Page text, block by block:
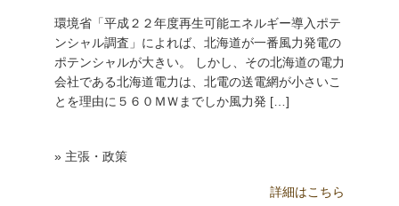
環境省「平成２２年度再生可能エネルギー導入ポテ
ンシャル調査」によれば、北海道が一番風力発電の
ポテンシャルが大きい。 しかし、その北海道の電力
会社である北海道電力は、北電の送電網が小さいこ
とを理由に５６０ＭＷまでしか風力発 […]
» 主張・政策
詳細はこちら